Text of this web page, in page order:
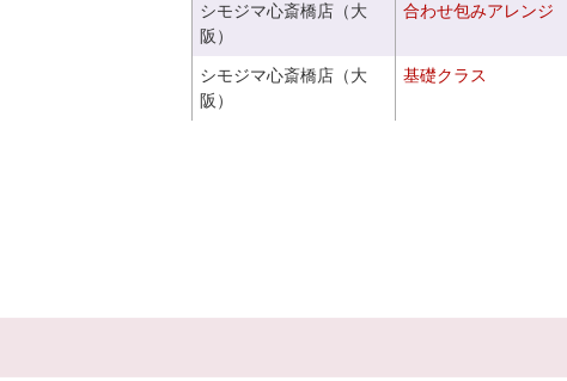
シモジマ心斎橋店（大
阪）
合わせ包みアレンジ
シモジマ心斎橋店（大
阪）
基礎クラス